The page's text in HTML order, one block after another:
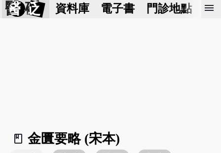
醫 砭 資料庫 電子書 門診地點 預
menu
book_2
金匱要略 (宋本)